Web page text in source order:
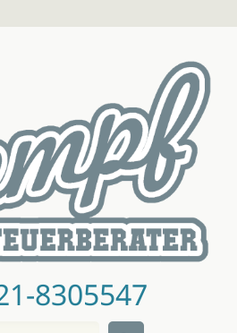
8305547